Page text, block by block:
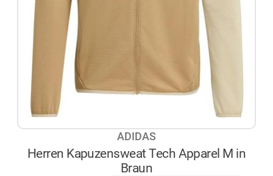
ADIDAS
Herren Kapuzensweat Tech Apparel M in
Braun